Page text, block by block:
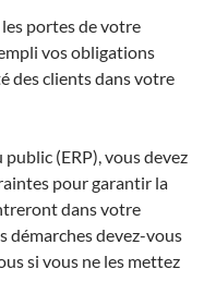
portes de votre
vos obligations
des clients dans votre
(ERP), vous devez
pour garantir la
dans votre
démarches devez-vous
si vous ne les mettez